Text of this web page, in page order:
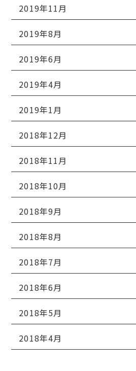
2019年11月
2019年8月
2019年6月
2019年4月
2019年1月
2018年12月
2018年11月
2018年10月
2018年9月
2018年8月
2018年7月
2018年6月
2018年5月
2018年4月